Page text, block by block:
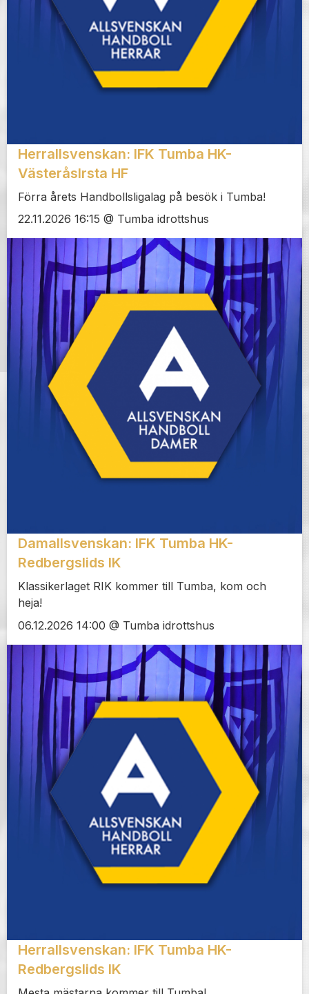
Herrallsvenskan: IFK Tumba HK-
VästeråsIrsta HF
Förra årets Handbollsligalag på besök i Tumba!
22.11.2026 16:15 @ Tumba idrottshus
Damallsvenskan: IFK Tumba HK-
Redbergslids IK
Klassikerlaget RIK kommer till Tumba, kom och
heja!
06.12.2026 14:00 @ Tumba idrottshus
Herrallsvenskan: IFK Tumba HK-
Redbergslids IK